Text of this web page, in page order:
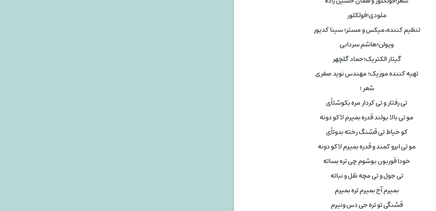
ملودی؛فولکلور
تنظیم کننده،میکس و مستر؛ سینا کدیور
ویولن؛هاشم سردابی
گیتار الکتریک؛حماد گلچهر
تهیه کننده موزیک؛ مهندس نوید صفری
شعر ؛
تی رفتار و تی کردار مره بکوشتأی
مو تی بالا بولند قدره بمیرم لاکو دونه
کو خیاط تی قشنگ رخته بدوتأی
مو تی ابرو کمند و قدره بمیرم لاکو دونه
خودا قوربون بوشوم چی تره بساته
تی جول و تی مچه نقل و نباته
بمیرم آخ بمیرم تره بمیرم
قشنگی تو تره جی دس ونیرم